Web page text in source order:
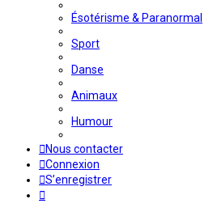
Ésotérisme & Paranormal
Sport
Danse
Animaux
Humour
Nous contacter
Connexion
S’enregistrer